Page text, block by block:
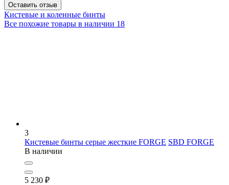
Оставить отзыв
Кистевые и коленные бинты
Все похожие товары в наличии 18
3
Кистевые бинты серые жесткие FORGE SBD FORGE
В наличии
5 230 ₽